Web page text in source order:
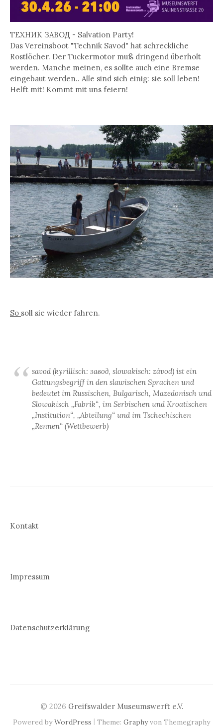
TEXHИK ЗABOД - Salvation Party!
Das Vereinsboot "Technik Savod" hat schreckliche
Rostlöcher. Der Tuckermotor muß dringend überholt
werden. Manche meinen, es sollte auch eine Bremse
eingebaut werden.. Alle sind sich einig: sie soll leben!
Helft mit! Kommt mit uns feiern!
So soll sie wieder fahren.
savod (kyrillisch: завод, slowakisch: závod) ist ein
Gattungsbegriff in den slawischen Sprachen und
bedeutet im Russischen, Bulgarisch, Mazedonisch und
Slowakisch „Fabrik“, im Serbischen und Kroatischen
„Institution“, „Abteilung“ und im Tschechischen
„Rennen“ (Wettbewerb)
Kontakt
Impressum
Datenschutzerklärung
© 2026 Greifswalder Museumswerft e.V.
Powered byWordPress | Theme: Graphyvon Themegraphy